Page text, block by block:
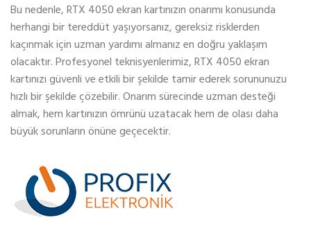
Bu nedenle, RTX 4050 ekran kartınızın onarımı konusunda
herhangi bir tereddüt yaşıyorsanız, gereksiz risklerden
kaçınmak için uzman yardımı almanız en doğru yaklaşım
olacaktır. Profesyonel teknisyenlerimiz, RTX 4050 ekran
kartınızı güvenli ve etkili bir şekilde tamir ederek sorununuzu
hızlı bir şekilde çözebilir. Onarım sürecinde uzman desteği
almak, hem kartınızın ömrünü uzatacak hem de olası daha
büyük sorunların önüne geçecektir.